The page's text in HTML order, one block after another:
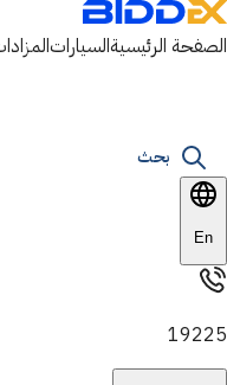
الصفحة الرئيسيةالسيارات
بحث
En
19225